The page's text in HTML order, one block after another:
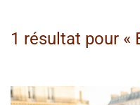
1 résultat pour «